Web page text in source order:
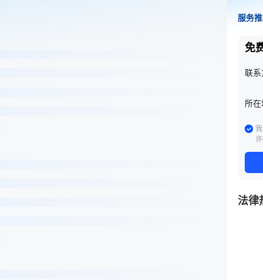
服务
免
联系
所在
法律